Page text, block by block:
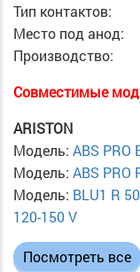
Тип контактов:
Место под анод:
Производство:
Cовместимые
ARISTON
Модель: ABS PRO
Модель: ABS PRO
Модель: BLU1 R
120-150 V
Посмотреть все